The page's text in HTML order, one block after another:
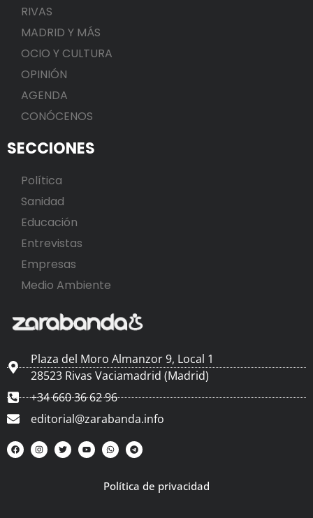
RIVAS
MADRID Y MÁS
OCIO Y CULTURA
OPINIÓN
AGENDA
CONÓCENOS
SECCIONES
Política
Sanidad
Educación
Entrevistas
Empresas
Medio Ambiente
Plaza del Moro Almanzor 9, Local 1
28523 Rivas Vaciamadrid (Madrid)
+34 660 36 62 96
editorial@zarabanda.info
Política de privacidad